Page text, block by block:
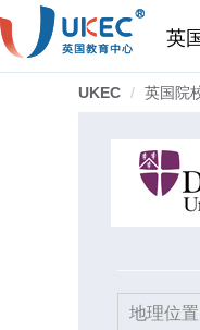
英
UKEC 英国院
地理位置